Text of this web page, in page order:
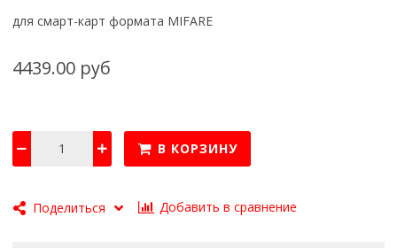
для смарт-карт формата MIFARE
4439.00 руб
В КОРЗИНУ
Поделиться Добавить в сравнение